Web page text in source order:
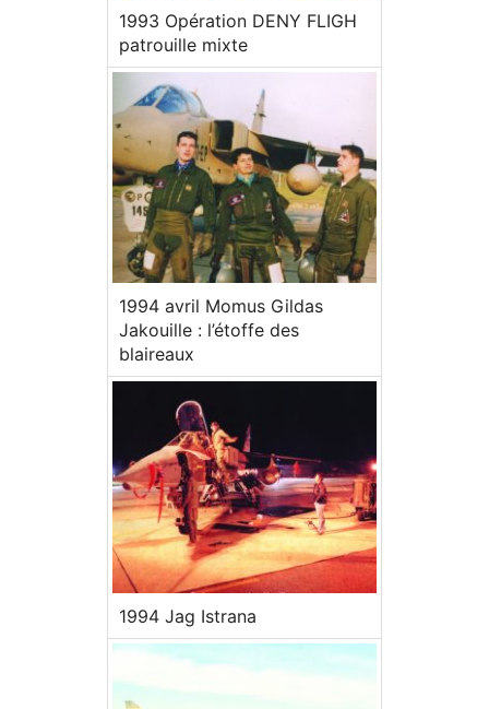
1993 Opération DENY FLIGH
patrouille mixte
1994 avril Momus Gildas
Jakouille : l’étoffe des
blaireaux
1994 Jag Istrana